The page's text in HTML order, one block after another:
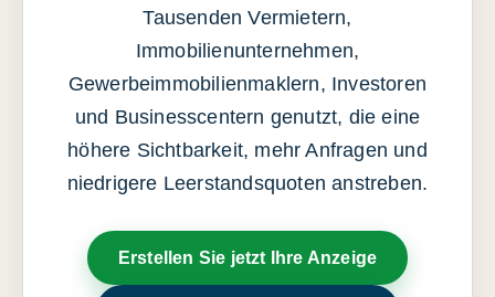
Tausenden Vermietern,
Immobilienunternehmen,
Gewerbeimmobilienmaklern, Investoren
und Businesscentern genutzt, die eine
höhere Sichtbarkeit, mehr Anfragen und
niedrigere Leerstandsquoten anstreben.
Erstellen Sie jetzt Ihre Anzeige